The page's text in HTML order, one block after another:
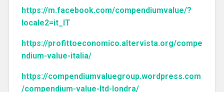
https://m.facebook.com/compendiumvalue/?
locale2=it_IT
https://profittoeconomico.altervista.org/compe
ndium-value-italia/
https://compendiumvaluegroup.wordpress.com
/compendium-value-ltd-londra/